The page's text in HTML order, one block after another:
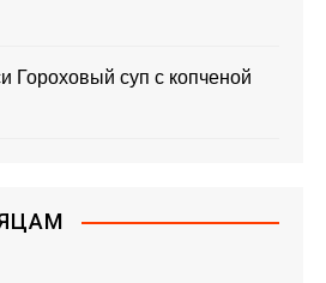
Гороховый суп с копченой